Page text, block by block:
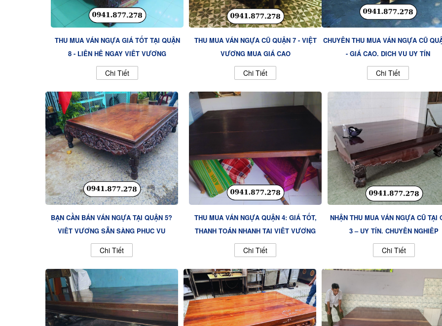
THU MUA VÁN NGỰA GIÁ TỐT TẠI QUẬN
8 - LIÊN HỆ NGAY VIỆT VƯỢNG
Chi Tiết
THU MUA VÁN NGỰA CŨ QUẬN 7 - VIỆT
VƯỢNG MUA GIÁ CAO
Chi Tiết
CHUYÊN THU MUA VÁN NGỰA CŨ
- GIÁ CAO, DỊCH VỤ UY TÍN
Chi Tiết
BẠN CẦN BÁN VÁN NGỰA TẠI QUẬN 5?
VIỆT VƯỢNG SẴN SÀNG PHỤC VỤ
Chi Tiết
THU MUA VÁN NGỰA QUẬN 4: GIÁ TỐT,
THANH TOÁN NHANH TẠI VIỆT VƯỢNG
Chi Tiết
NHẬN THU MUA VÁN NGỰA CŨ TẠI
3 – UY TÍN, CHUYÊN NGHIỆP
Chi Tiết